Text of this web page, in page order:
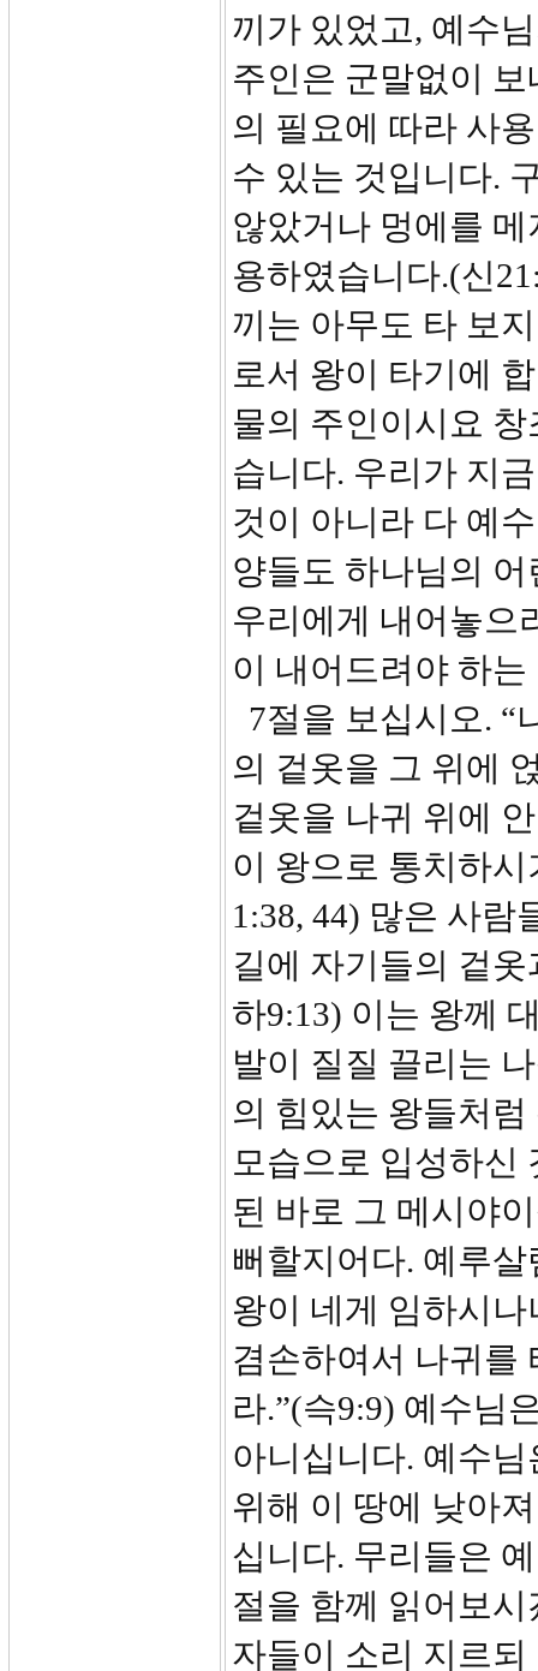
끼가 있었고, 예수
주인은 군말없이
의 필요에 따라 사
수 있는 것입니다.
않았거나 멍에를
용하였습니다.(신
끼는 아무도 타 보
로서 왕이 타기에
물의 주인이시요
습니다. 우리가 지
것이 아니라 다 예
양들도 하나님의
우리에게 내어놓으
이 내어드려야 하
7절을 보십시오. “
의 겉옷을 그 위에
겉옷을 나귀 위에
이 왕으로 통치하
1:38, 44) 많은 사람
길에 자기들의 겉
하9:13) 이는 왕께
발이 질질 끌리는
의 힘있는 왕들처
모습으로 입성하신
된 바로 그 메시야
뻐할지어다. 예루
왕이 네게 임하시
겸손하여서 나귀를
라.”(슥9:9) 예수님
아니십니다. 예수
위해 이 땅에 낮아
십니다. 무리들은
절을 함께 읽어보
자들이 소리 지르